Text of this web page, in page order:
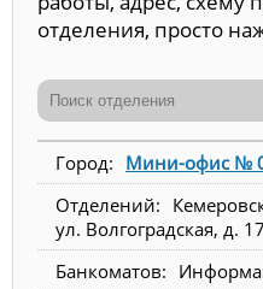
отделения, просто
Мини-офис №
ул. Волгоградская, д. 17